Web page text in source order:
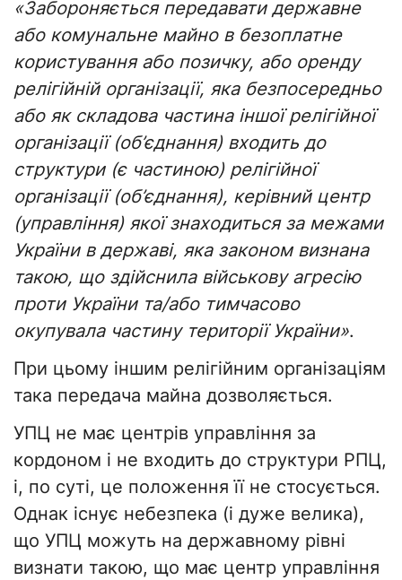
«Забороняється передавати державне
або комунальне майно в безоплатне
користування або позичку, або оренду
релігійній організації, яка безпосередньо
або як складова частина іншої релігійної
організації (об’єднання) входить до
структури (є частиною) релігійної
організації (об’єднання), керівний центр
(управління) якої знаходиться за межами
України в державі, яка законом визнана
такою, що здійснила військову агресію
проти України та/або тимчасово
окупувала частину території України».
При цьому іншим релігійним організаціям
така передача майна дозволяється.
УПЦ не має центрів управління за
кордоном і не входить до структури РПЦ,
і, по суті, це положення її не стосується.
Однак існує небезпека (і дуже велика),
що УПЦ можуть на державному рівні
визнати такою, що має центр управління